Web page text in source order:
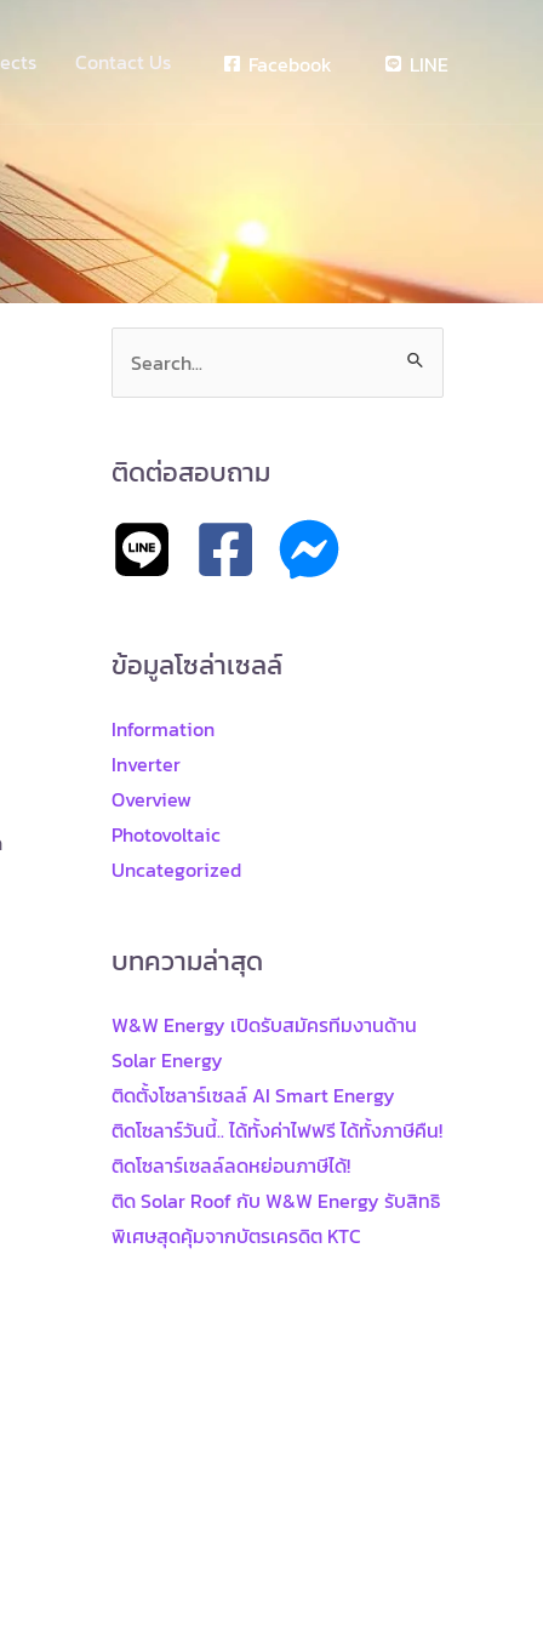
Contact Us Facebook LINE
Search
for:
ติดต่อสอบถาม
ข้อมูลโซล่าเซลล์
Information
Inverter
Overview
Photovoltaic
Uncategorized
บทความล่าสุด
W&W Energy เปิดรับสมัครทีมงานด้าน
Solar Energy
ติดตั้งโซลาร์เซลล์ AI Smart Energy
ติดโซลาร์วันนี้.. ได้ทั้งค่าไฟฟรี ได้ทั้งภาษีคืน!
ติดโซลาร์เซลล์ลดหย่อนภาษีได้!
ติด Solar Roof กับ W&W Energy รับสิทธิ
พิเศษสุดคุ้มจากบัตรเครดิต KTC